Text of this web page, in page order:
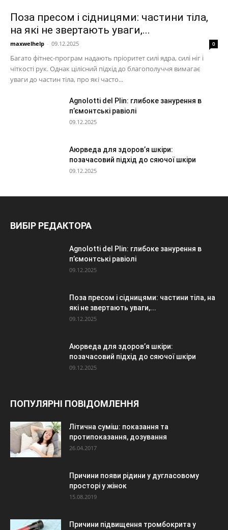
Поза пресом і сідницями: частини тіла,
на які не звертають уваги,...
maxwelhelp - 09.12.2025 0
Багато фітнес-програм надають пріоритет силі ядра, силі ніг і
чіткості рук. Однак цілісний підхід до благополуччя вимагає
уваги до частин тіла, про які часто...
Agnolotti del Plin: глибоке занурення в
п’ємонтські равіолі
09.12.2025
Аюрведа для здоров’я шкіри:
позачасовий підхід до сяючої шкіри
09.12.2025
ВИБІР РЕДАКТОРА
Agnolotti del Plin: глибоке занурення в
п’ємонтські равіолі
09.12.2025
Поза пресом і сідницями: частини тіла, на
які не звертають уваги,...
09.12.2025
Аюрведа для здоров’я шкіри:
позачасовий підхід до сяючої шкіри
09.12.2025
ПОПУЛЯРНІ ПОВІДОМЛЕННЯ
Літична суміш: показання та
протипоказання, дозування
26.04.2017
Причини появи рідини у дугласовому
просторі у жінок
15.08.2019
Причини підвищення тромбокрита у